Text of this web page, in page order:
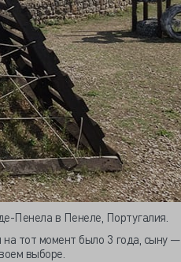
Пенела в Пенеле, Португалия.
на тот момент было 3 года, сыну —
выборе.